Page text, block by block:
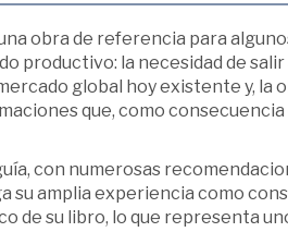
obra de referencia para
productivo: la necesidad de
global hoy existente y, la
que, como
con numerosas
su amplia experiencia como
de su libro, lo que representa